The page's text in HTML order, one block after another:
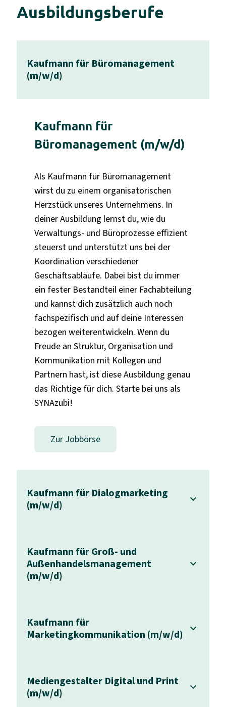
Ausbildungsberufe
Kaufmann für Büromanagement
(m/w/d)
Kaufmann für
Büromanagement (m/w/d)
Als Kaufmann für Büromanagement
wirst du zu einem organisatorischen
Herzstück unseres Unternehmens. In
deiner Ausbildung lernst du, wie du
Verwaltungs- und Büroprozesse effizient
steuerst und unterstützt uns bei der
Koordination verschiedener
Geschäftsabläufe. Dabei bist du immer
ein fester Bestandteil einer Fachabteilung
und kannst dich zusätzlich auch noch
fachspezifisch und auf deine Interessen
bezogen weiterentwickeln. Wenn du
Freude an Struktur, Organisation und
Kommunikation mit Kollegen und
Partnern hast, ist diese Ausbildung genau
das Richtige für dich. Starte bei uns als
SYNAzubi!
Zur Jobbörse
Kaufmann für Dialogmarketing
(m/w/d)
Kaufmann für Groß- und
Außenhandelsmanagement
(m/w/d)
Kaufmann für
Marketingkommunikation (m/w/d)
Mediengestalter Digital und Print
(m/w/d)